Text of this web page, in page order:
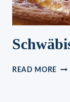
READ MORE